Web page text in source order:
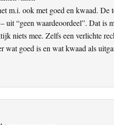
m.i. ook met goed en kwaad.
uit “geen waardeoordeel”. Dat is
niets mee. Zelfs een verlichte
wat goed is en wat kwaad als